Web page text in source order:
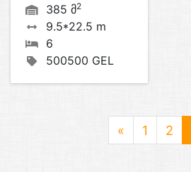
385 მ2
9.5*22.5 m
6
500500 GEL
« 1 2